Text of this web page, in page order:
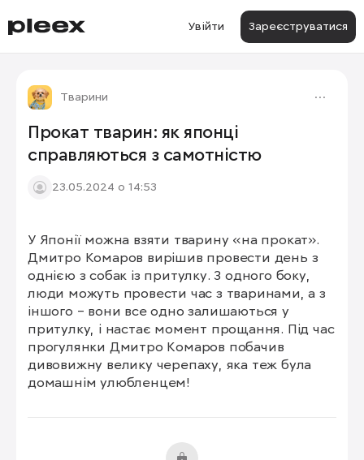
Увійти Зареєструватися
Тварини
Прокат тварин: як японці
справляються з самотністю
23.05.2024 о 14:53
У Японії можна взяти тварину «на прокат».
Дмитро Комаров вирішив провести день з
однією з собак із притулку. З одного боку,
люди можуть провести час з тваринами, а з
іншого – вони все одно залишаються у
притулку, і настає момент прощання. Під час
прогулянки Дмитро Комаров побачив
дивовижну велику черепаху, яка теж була
домашнім улюбленцем!